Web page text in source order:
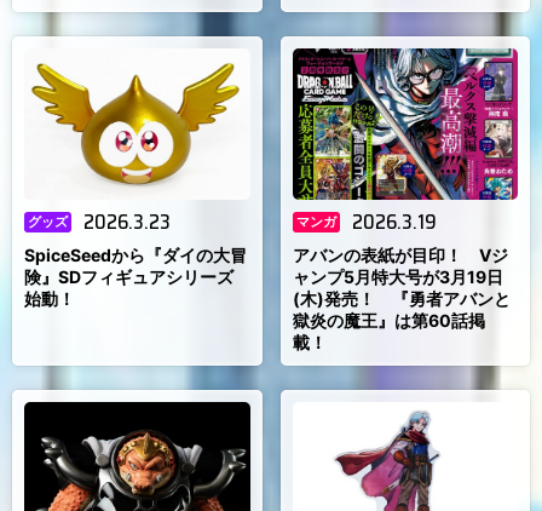
グッズ 2026.3.23
SpiceSeedから『ダイの大冒
険』SDフィギュアシリーズ
始動！
マンガ 2026.3.19
アバンの表紙が目印！ Vジ
ャンプ5月特大号が3月19日
(木)発売！ 『勇者アバンと
獄炎の魔王』は第60話掲
載！